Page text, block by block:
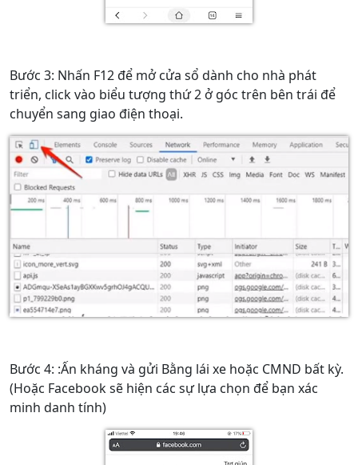
Bước 3: Nhấn F12 để mở cửa sổ dành cho nhà phát
triển, click vào biểu tượng thứ 2 ở góc trên bên trái để
chuyển sang giao điện thoại.
Bước 4: :Ấn kháng và gửi Bằng lái xe hoặc CMND bất kỳ.
(Hoặc Facebook sẽ hiện các sự lựa chọn để bạn xác
minh danh tính)